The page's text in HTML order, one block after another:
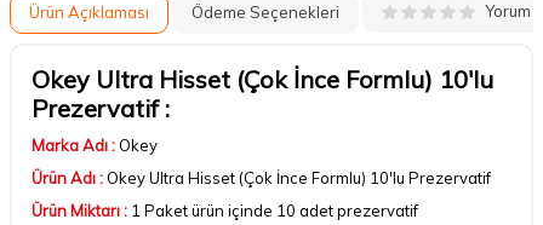
Ürün Açıklaması Ödeme Seçenekleri Yorum
Okey Ultra Hisset (Çok İnce Formlu) 10'lu
Prezervatif :
Marka Adı : Okey
Ürün Adı : Okey Ultra Hisset (Çok İnce Formlu) 10'lu Prezervatif
Ürün Miktarı : 1 Paket ürün içinde 10 adet prezervatif